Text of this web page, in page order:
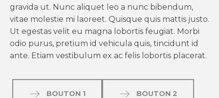
gravida ut. Nunc aliquet leo a nunc bibendum,
vitae molestie mi laoreet. Quisque quis mattis justo.
Ut egestas velit eu magna lobortis feugiat. Morbi
odio purus, pretium id vehicula quis, tincidunt id
ante. Etiam vestibulum ex ac felis lobortis placerat.
BOUTON 1 BOUTON 2